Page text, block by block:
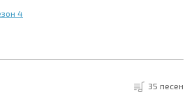
4
35 песен